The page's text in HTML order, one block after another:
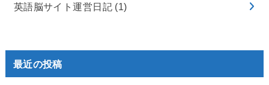
英語脳サイト運営日記 (1)
最近の投稿